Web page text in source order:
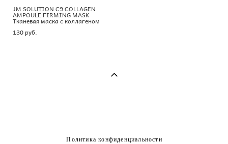
JM SOLUTION C9 COLLAGEN
AMPOULE FIRMING MASK
Тканевая маска с коллагеном
130 pуб.
Политика конфиденциальности